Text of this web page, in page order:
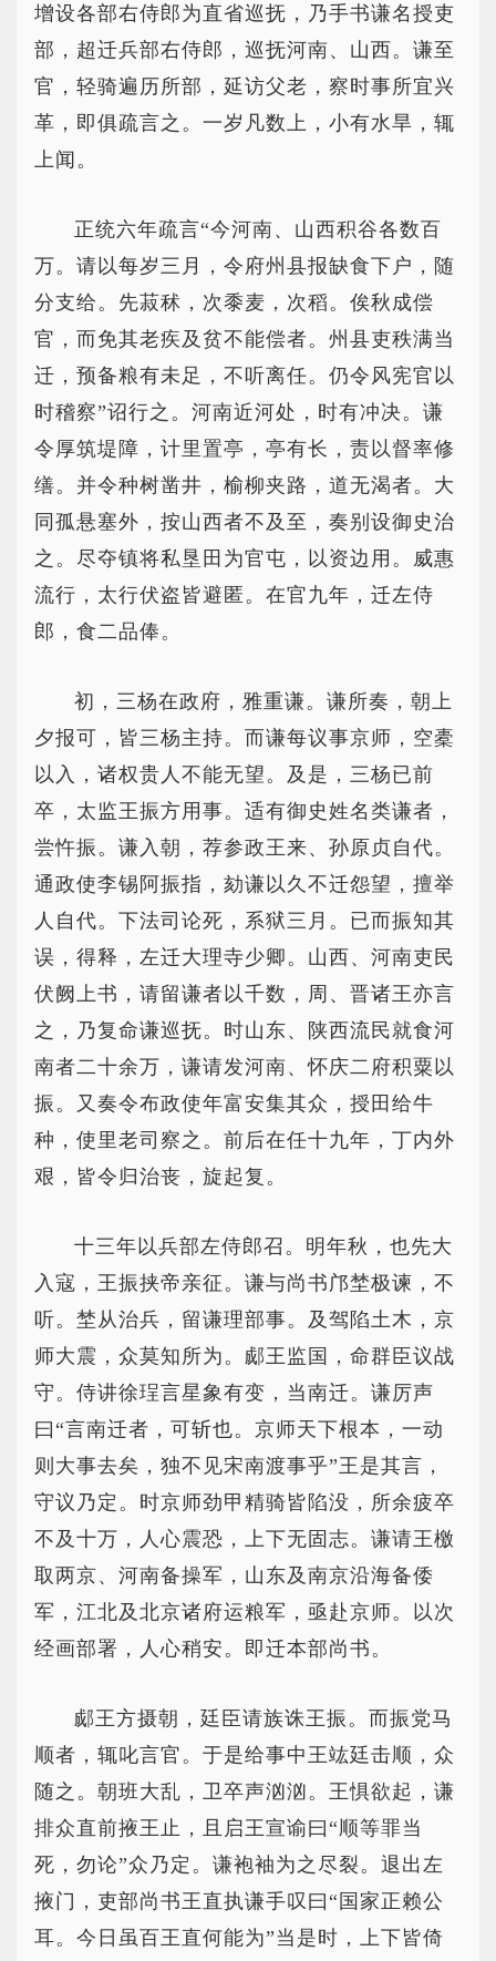
增设各部右侍郎为直省巡抚，乃手书谦名授吏
部，超迁兵部右侍郎，巡抚河南、山西。谦至
官，轻骑遍历所部，延访父老，察时事所宜兴
革，即俱疏言之。一岁凡数上，小有水旱，辄
上闻。
正统六年疏言“今河南、山西积谷各数百
万。请以每岁三月，令府州县报缺食下户，随
分支给。先菽秫，次黍麦，次稻。俟秋成偿
官，而免其老疾及贫不能偿者。州县吏秩满当
迁，预备粮有未足，不听离任。仍令风宪官以
时稽察”诏行之。河南近河处，时有冲决。谦
令厚筑堤障，计里置亭，亭有长，责以督率修
缮。并令种树凿井，榆柳夹路，道无渴者。大
同孤悬塞外，按山西者不及至，奏别设御史治
之。尽夺镇将私垦田为官屯，以资边用。威惠
流行，太行伏盗皆避匿。在官九年，迁左侍
郎，食二品俸。
初，三杨在政府，雅重谦。谦所奏，朝上
夕报可，皆三杨主持。而谦每议事京师，空橐
以入，诸权贵人不能无望。及是，三杨已前
卒，太监王振方用事。适有御史姓名类谦者，
尝忤振。谦入朝，荐参政王来、孙原贞自代。
通政使李锡阿振指，劾谦以久不迁怨望，擅举
人自代。下法司论死，系狱三月。已而振知其
误，得释，左迁大理寺少卿。山西、河南吏民
伏阙上书，请留谦者以千数，周、晋诸王亦言
之，乃复命谦巡抚。时山东、陕西流民就食河
南者二十余万，谦请发河南、怀庆二府积粟以
振。又奏令布政使年富安集其众，授田给牛
种，使里老司察之。前后在任十九年，丁内外
艰，皆令归治丧，旋起复。
十三年以兵部左侍郎召。明年秋，也先大
入寇，王振挟帝亲征。谦与尚书邝埜极谏，不
听。埜从治兵，留谦理部事。及驾陷土木，京
师大震，众莫知所为。郕王监国，命群臣议战
守。侍讲徐珵言星象有变，当南迁。谦厉声
曰“言南迁者，可斩也。京师天下根本，一动
则大事去矣，独不见宋南渡事乎”王是其言，
守议乃定。时京师劲甲精骑皆陷没，所余疲卒
不及十万，人心震恐，上下无固志。谦请王檄
取两京、河南备操军，山东及南京沿海备倭
军，江北及北京诸府运粮军，亟赴京师。以次
经画部署，人心稍安。即迁本部尚书。
郕王方摄朝，廷臣请族诛王振。而振党马
顺者，辄叱言官。于是给事中王竑廷击顺，众
随之。朝班大乱，卫卒声汹汹。王惧欲起，谦
排众直前掖王止，且启王宣谕曰“顺等罪当
死，勿论”众乃定。谦袍袖为之尽裂。退出左
掖门，吏部尚书王直执谦手叹曰“国家正赖公
耳。今日虽百王直何能为”当是时，上下皆倚